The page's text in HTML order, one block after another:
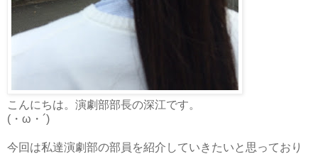
こんにちは。演劇部部長の深江です。
(・ω・´)
今回は私達演劇部の部員を紹介していきたいと思っており